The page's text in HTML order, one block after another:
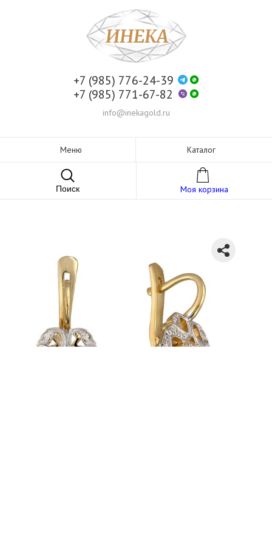
+7 (985) 776-24-39
+7 (985) 771-67-82
info@inekagold.ru
Меню Каталог
Поиск Моя корзина